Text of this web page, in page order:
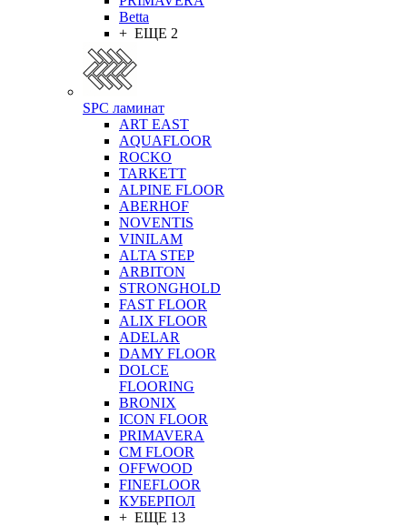
Betta
+ ЕЩЕ 2
SPC ламинат
ART EAST
AQUAFLOOR
ROCKO
TARKETT
ALPINE FLOOR
ABERHOF
NOVENTIS
VINILAM
ALTA STEP
ARBITON
STRONGHOLD
FAST FLOOR
ALIX FLOOR
ADELAR
DAMY FLOOR
DOLCE
FLOORING
BRONIX
ICON FLOOR
PRIMAVERA
CM FLOOR
OFFWOOD
FINEFLOOR
КУБЕРПОЛ
+ ЕЩЕ 13